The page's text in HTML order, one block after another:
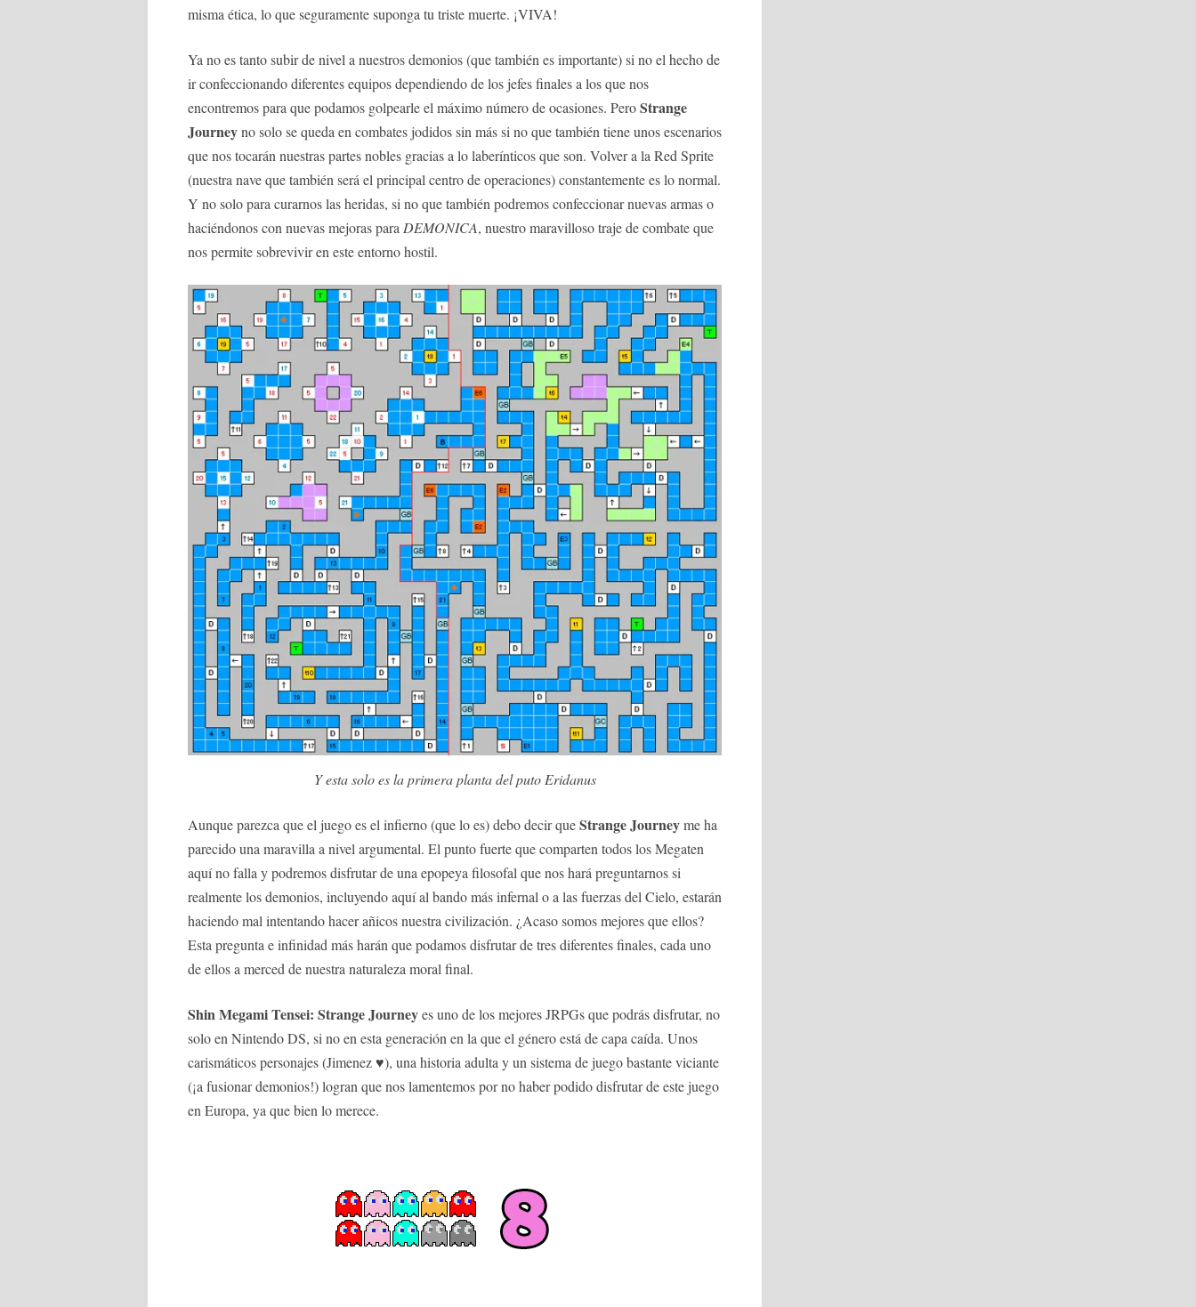
misma ética, lo que seguramente suponga tu triste muerte. ¡VIVA!
Ya no es tanto subir de nivel a nuestros demonios (que también es importante) si no el hecho de
ir confeccionando diferentes equipos dependiendo de los jefes finales a los que nos
encontremos para que podamos golpearle el máximo número de ocasiones. PeroStrange
Journeyno solo se queda en combates jodidos sin más si no que también tiene unos escenarios
que nos tocarán nuestras partes nobles gracias a lo laberínticos que son. Volver a la Red Sprite
(nuestra nave que también será el principal centro de operaciones) constantemente es lo normal.
Y no solo para curarnos las heridas, si no que también podremos confeccionar nuevas armas o
haciéndonos con nuevas mejoras para DEMONICA, nuestro maravilloso traje de combate que
nos permite sobrevivir en este entorno hostil.
Y esta solo es la primera planta del puto Eridanus
Aunque parezca que el juego es el infierno (que lo es) debo decir queStrange Journeyme ha
parecido una maravilla a nivel argumental. El punto fuerte que comparten todos los Megaten
aquí no falla y podremos disfrutar de una epopeya filosofal que nos hará preguntarnos si
realmente los demonios, incluyendo aquí al bando más infernal o a las fuerzas del Cielo, estarán
haciendo mal intentando hacer añicos nuestra civilización. ¿Acaso somos mejores que ellos?
Esta pregunta e infinidad más harán que podamos disfrutar de tres diferentes finales, cada uno
de ellos a merced de nuestra naturaleza moral final.
Shin Megami Tensei: Strange Journeyes uno de los mejores JRPGs que podrás disfrutar, no
solo en Nintendo DS, si no en esta generación en la que el género está de capa caída. Unos
carismáticos personajes (Jimenez ♥), una historia adulta y un sistema de juego bastante viciante
(¡a fusionar demonios!) logran que nos lamentemos por no haber podido disfrutar de este juego
en Europa, ya que bien lo merece.